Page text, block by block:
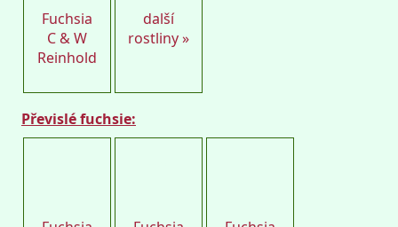
Fuchsia
C & W
Reinhold
další
rostliny »
Převislé fuchsie: